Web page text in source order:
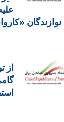
نوازندگان
از